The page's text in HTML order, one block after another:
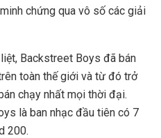
chứng qua vô số các giải
Backstreet Boys đã bán
toàn thế giới và từ đó trở
chạy nhất mọi thời đại.
là ban nhạc đầu tiên có 7
200.